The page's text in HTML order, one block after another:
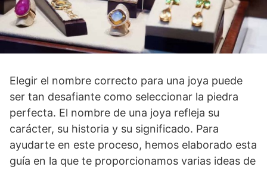
Elegir el nombre correcto para una joya puede
ser tan desafiante como seleccionar la piedra
perfecta. El nombre de una joya refleja su
carácter, su historia y su significado. Para
ayudarte en este proceso, hemos elaborado esta
guía en la que te proporcionamos varias ideas de